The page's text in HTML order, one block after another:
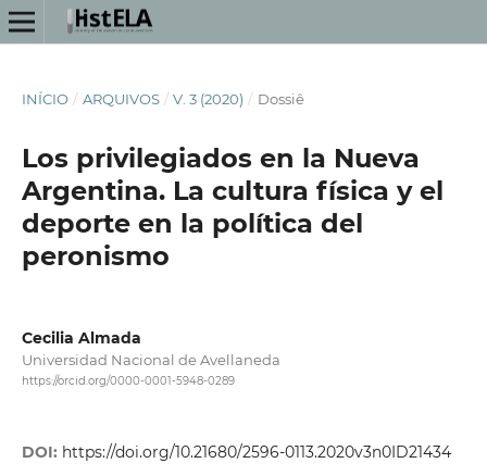
INÍCIO / ARQUIVOS / V. 3 (2020) / Dossiê
Los privilegiados en la Nueva
Argentina. La cultura física y el
deporte en la política del
peronismo
Cecilia Almada
Universidad Nacional de Avellaneda
https://orcid.org/0000-0001-5948-0289
DOI: https://doi.org/10.21680/2596-0113.2020v3n0ID21434